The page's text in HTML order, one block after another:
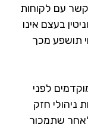
עם לקוחות
בעצם אינו
תושפע מכך
לפני
ניהולי חזק
שתמכור